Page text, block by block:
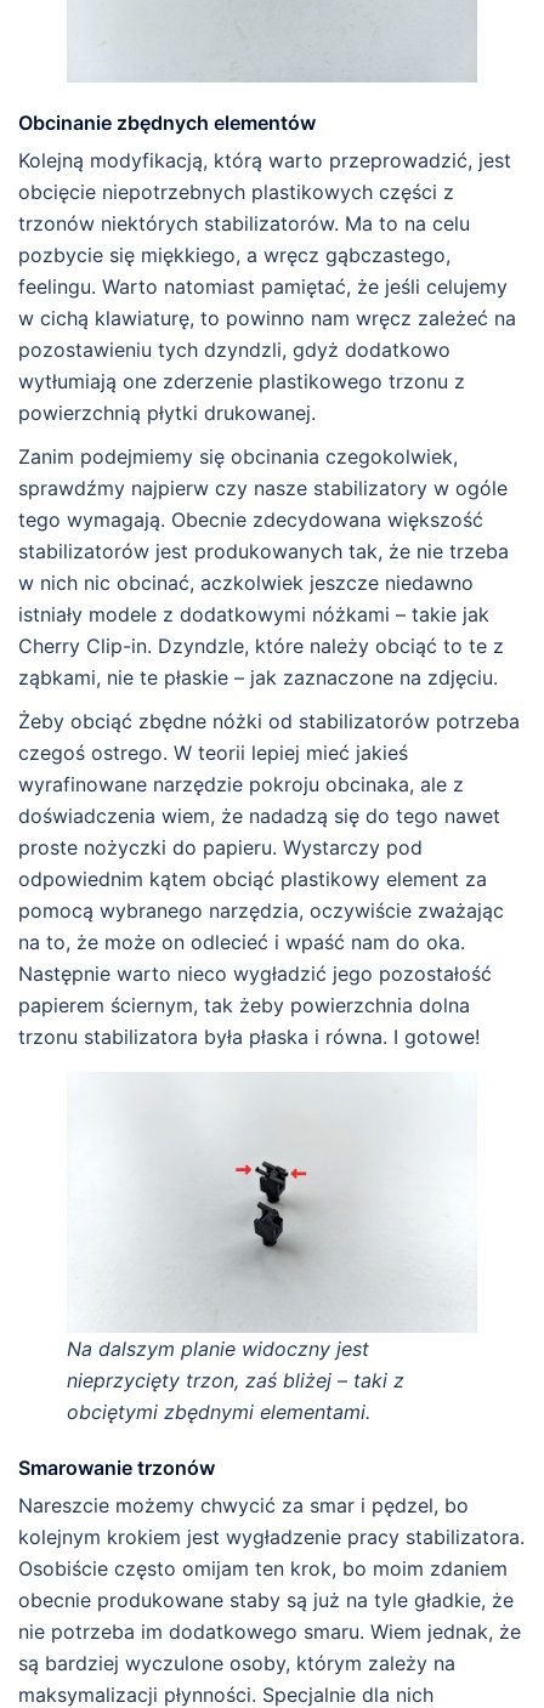
Obcinanie zbędnych elementów
Kolejną modyfikacją, którą warto przeprowadzić, jest
obcięcie niepotrzebnych plastikowych części z
trzonów niektórych stabilizatorów. Ma to na celu
pozbycie się miękkiego, a wręcz gąbczastego,
feelingu. Warto natomiast pamiętać, że jeśli celujemy
w cichą klawiaturę, to powinno nam wręcz zależeć na
pozostawieniu tych dzyndzli, gdyż dodatkowo
wytłumiają one zderzenie plastikowego trzonu z
powierzchnią płytki drukowanej.
Zanim podejmiemy się obcinania czegokolwiek,
sprawdźmy najpierw czy nasze stabilizatory w ogóle
tego wymagają. Obecnie zdecydowana większość
stabilizatorów jest produkowanych tak, że nie trzeba
w nich nic obcinać, aczkolwiek jeszcze niedawno
istniały modele z dodatkowymi nóżkami – takie jak
Cherry Clip-in. Dzyndzle, które należy obciąć to te z
ząbkami, nie te płaskie – jak zaznaczone na zdjęciu.
Żeby obciąć zbędne nóżki od stabilizatorów potrzeba
czegoś ostrego. W teorii lepiej mieć jakieś
wyrafinowane narzędzie pokroju obcinaka, ale z
doświadczenia wiem, że nadadzą się do tego nawet
proste nożyczki do papieru. Wystarczy pod
odpowiednim kątem obciąć plastikowy element za
pomocą wybranego narzędzia, oczywiście zważając
na to, że może on odlecieć i wpaść nam do oka.
Następnie warto nieco wygładzić jego pozostałość
papierem ściernym, tak żeby powierzchnia dolna
trzonu stabilizatora była płaska i równa. I gotowe!
Na dalszym planie widoczny jest
nieprzycięty trzon, zaś bliżej – taki z
obciętymi zbędnymi elementami.
Smarowanie trzonów
Nareszcie możemy chwycić za smar i pędzel, bo
kolejnym krokiem jest wygładzenie pracy stabilizatora.
Osobiście często omijam ten krok, bo moim zdaniem
obecnie produkowane staby są już na tyle gładkie, że
nie potrzeba im dodatkowego smaru. Wiem jednak, że
są bardziej wyczulone osoby, którym zależy na
maksymalizacji płynności. Specjalnie dla nich